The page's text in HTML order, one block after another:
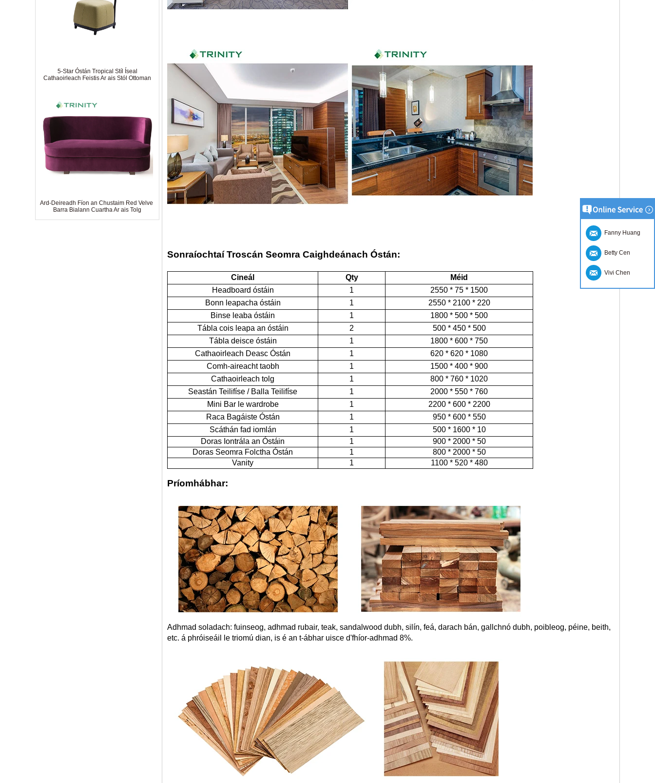
Conas tábla bia an óstáin a chothabháil
5-Star Óstán Tropical Stíl Íseal
Cathaoirleach Feistis Ar ais Stól Ottoman
Ard-Deireadh Fíon an Chustaim Red Velvet
Barra Bialann Cuartha Ar ais Tolg
Sonraíochtaí Troscán Seomra Caighdeánach Óstán:
Cineál Qty
Méid
Headboard óstáin
1
2550 * 75 * 1500
Bonn leapacha óstáin
1
2550 * 2100 * 220
Binse leaba óstáin
1
1800 * 500 * 500
Tábla cois leapa an óstáin
2
500 * 450 * 500
Tábla deisce óstáin
1
1800 * 600 * 750
Cathaoirleach Deasc Óstán
1
620 * 620 * 1080
Comh-aireacht taobh
1
1500 * 400 * 900
Cathaoirleach tolg
1
800 * 760 * 1020
Seastán Teilifíse / Balla Teilifíse
1
2000 * 550 * 760
Mini Bar le wardrobe
1
2200 * 600 * 2200
Raca Bagáiste Óstán
1
950 * 600 * 550
Scáthán fad iomlán
1
500 * 1600 * 10
Doras Iontrála an Óstáin
1
900 * 2000 * 50
Doras Seomra Folctha Óstán
1
800 * 2000 * 50
Vanity
1 1100 * 520 * 480
Príomhábhar:
Adhmad soladach: fuinseog, adhmad rubair, teak, sandalwood dubh, silín, feá, darach bán, gallchnó dubh, poibleog, péine, beith,
etc. á phróiseáil le triomú dian, is é an t-ábhar uisce d'fhíor-adhmad 8%.
Fanny Huang
Betty Cen
Vivi Chen